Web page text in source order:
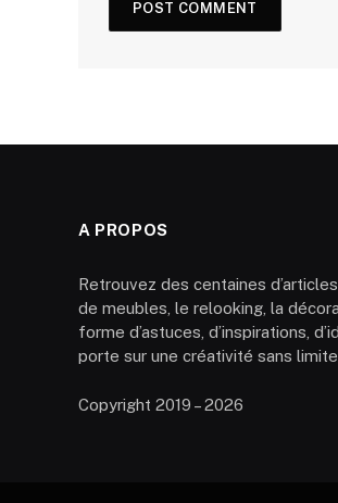
A PROPOS
Retrouvez des centaines
de meubles, le relooking, la
forme d’astuces, d’inspirations,
porte sur une créativité sans
Copyright 2019 – 2026